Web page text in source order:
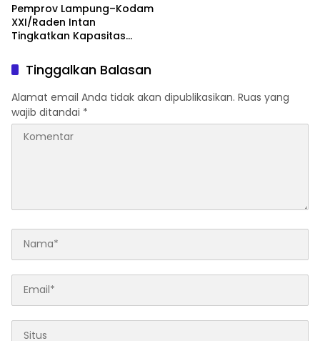
Pemprov Lampung–Kodam
XXI/Raden Intan
Tingkatkan Kapasitas
Komunikasi Publik
Tinggalkan Balasan
Alamat email Anda tidak akan dipublikasikan. Ruas yang
wajib ditandai *